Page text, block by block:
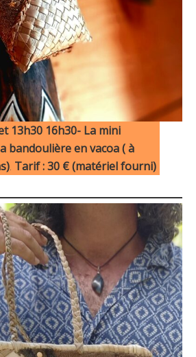
13h30 16h30- La mini
bandoulière en vacoa ( à
. Tarif : 30 € (matériel fourni)